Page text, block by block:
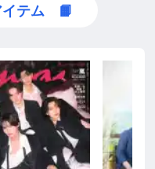
イテム 📙